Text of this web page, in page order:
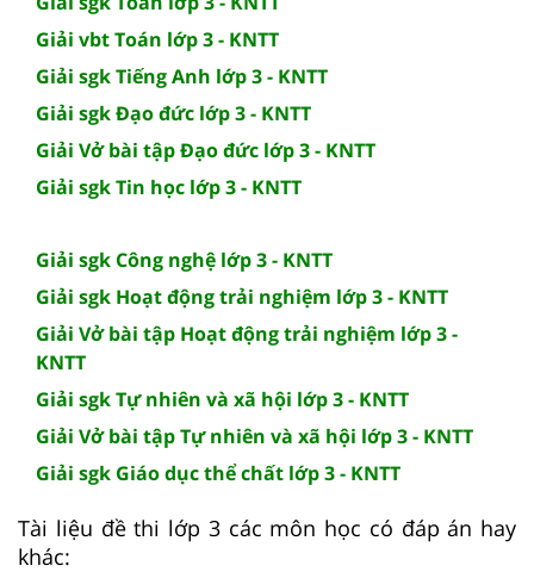
Giải vbt Toán lớp 3 - KNTT
Giải sgk Tiếng Anh lớp 3 - KNTT
Giải sgk Đạo đức lớp 3 - KNTT
Giải Vở bài tập Đạo đức lớp 3 - KNTT
Giải sgk Tin học lớp 3 - KNTT
Giải sgk Công nghệ lớp 3 - KNTT
Giải sgk Hoạt động trải nghiệm lớp 3 - KNTT
Giải Vở bài tập Hoạt động trải nghiệm lớp 3 -
KNTT
Giải sgk Tự nhiên và xã hội lớp 3 - KNTT
Giải Vở bài tập Tự nhiên và xã hội lớp 3 - KNTT
Giải sgk Giáo dục thể chất lớp 3 - KNTT
Tài liệu đề thi lớp 3 các môn học có đáp án hay
khác: